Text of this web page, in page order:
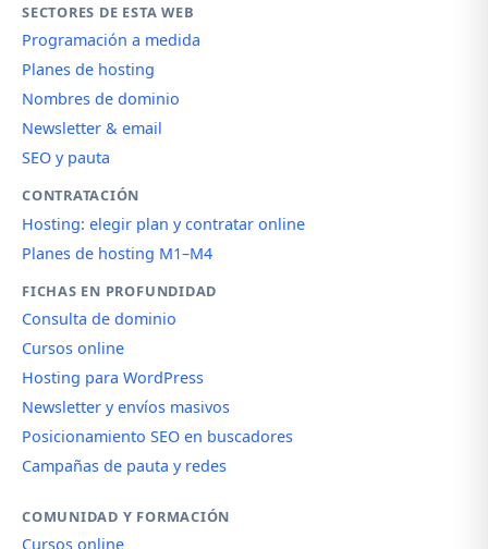
SECTORES DE ESTA WEB
Programación a medida
Planes de hosting
Nombres de dominio
Newsletter & email
SEO y pauta
CONTRATACIÓN
Hosting: elegir plan y contratar online
Planes de hosting M1–M4
FICHAS EN PROFUNDIDAD
Consulta de dominio
Cursos online
Hosting para WordPress
Newsletter y envíos masivos
Posicionamiento SEO en buscadores
Campañas de pauta y redes
COMUNIDAD Y FORMACIÓN
Cursos online